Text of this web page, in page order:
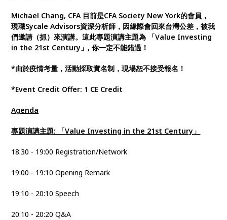
Michael Chang, CFA 目前是CFA Society New York的會員，
現職Sycale Advisors資深分析師，因緣際會回來台灣公差，被我
們邀請（抓）來演講。這此專題演講主題為 「Value Investing
in the 21st Century」, 你一定不能錯過！
*由於疫情考量，活動採取實名制，現場恕不接受報名！
*Event Credit Offer: 1 CE Credit
Agenda
專題演講主題: 「Value Investing in the 21st Century」
18:30 - 19:00 Registration/Network
19:00 - 19:10 Opening Remark
19:10 - 20:10 Speech
20:10 - 20:20 Q&A